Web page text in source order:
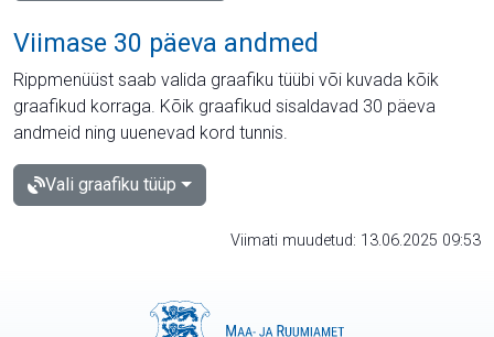
Viimase 30 päeva andmed
Rippmenüüst saab valida graafiku tüübi või kuvada kõik
graafikud korraga. Kõik graafikud sisaldavad 30 päeva
andmeid ning uuenevad kord tunnis.
Vali graafiku tüüp
Viimati muudetud: 13.06.2025 09:53